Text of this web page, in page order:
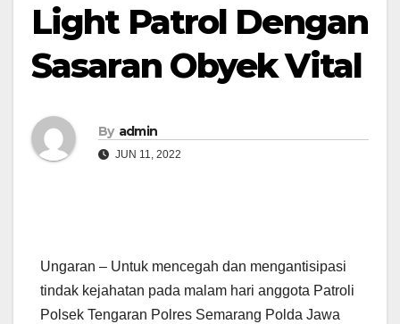
Light Patrol Dengan
Sasaran Obyek Vital
By admin
JUN 11, 2022
Ungaran – Untuk mencegah dan mengantisipasi
tindak kejahatan pada malam hari anggota Patroli
Polsek Tengaran Polres Semarang Polda Jawa